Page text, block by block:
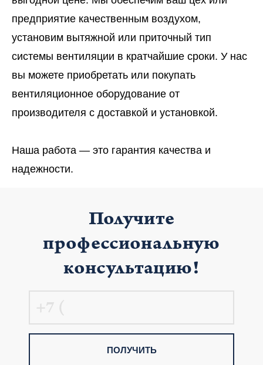
предприятие качественным воздухом,
установим вытяжной или приточный тип
системы вентиляции в кратчайшие сроки. У нас
вы можете приобретать или покупать
вентиляционное оборудование от
производителя с доставкой и установкой.
Наша работа — это гарантия качества и
надежности.
Получите
профессиональную
консультацию!
ПОЛУЧИТЬ